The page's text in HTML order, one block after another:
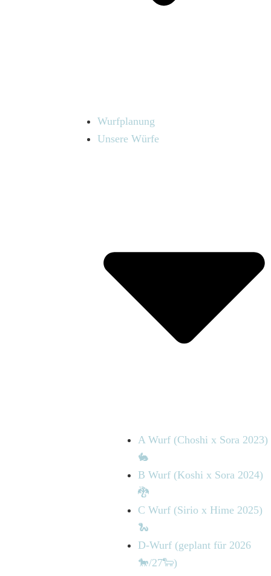
Wurfplanung
Unsere Würfe
A Wurf (Choshi x Sora 2023)
🐇
B Wurf (Koshi x Sora 2024)
🐉
C Wurf (Sirio x Hime 2025)
🐍
D-Wurf (geplant für 2026
🐎/27🐑)